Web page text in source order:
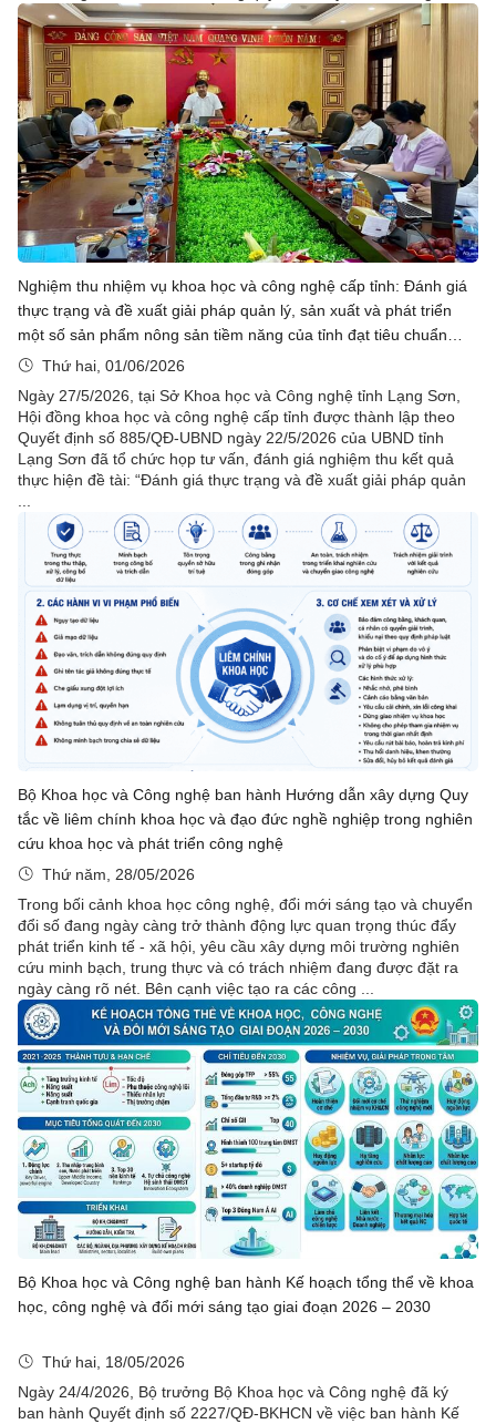
Nghiệm thu nhiệm vụ khoa học và công nghệ cấp tỉnh: Đánh giá
thực trạng và đề xuất giải pháp quản lý, sản xuất và phát triển
một số sản phẩm nông sản tiềm năng của tỉnh đạt tiêu chuẩn
HalalThứ hai, 01/06/2026
Ngày 27/5/2026, tại Sở Khoa học và Công nghệ tỉnh Lạng Sơn,
Hội đồng khoa học và công nghệ cấp tỉnh được thành lập theo
Quyết định số 885/QĐ-UBND ngày 22/5/2026 của UBND tỉnh
Lạng Sơn đã tổ chức họp tư vấn, đánh giá nghiệm thu kết quả
thực hiện đề tài: “Đánh giá thực trạng và đề xuất giải pháp quản
Bộ Khoa học và Công nghệ ban hành Hướng dẫn xây dựng Quy
tắc về liêm chính khoa học và đạo đức nghề nghiệp trong nghiên
cứu khoa học và phát triển công nghệ
Thứ năm, 28/05/2026
Trong bối cảnh khoa học công nghệ, đổi mới sáng tạo và chuyển
đổi số đang ngày càng trở thành động lực quan trọng thúc đẩy
phát triển kinh tế - xã hội, yêu cầu xây dựng môi trường nghiên
cứu minh bạch, trung thực và có trách nhiệm đang được đặt ra
ngày càng rõ nét. Bên cạnh việc tạo ra các công ...
Bộ Khoa học và Công nghệ ban hành Kế hoạch tổng thể về khoa
học, công nghệ và đổi mới sáng tạo giai đoạn 2026 – 2030
Thứ hai, 18/05/2026
Ngày 24/4/2026, Bộ trưởng Bộ Khoa học và Công nghệ đã ký
ban hành Quyết định số 2227/QĐ-BKHCN về việc ban hành Kế